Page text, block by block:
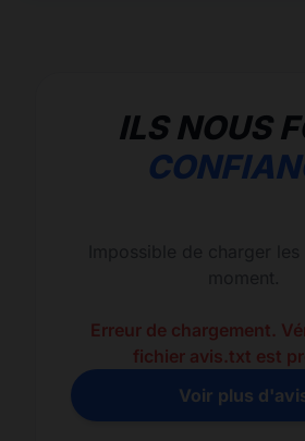
ILS NOUS
Erreur de chargement.
fichier avis.txt est
Voir plus